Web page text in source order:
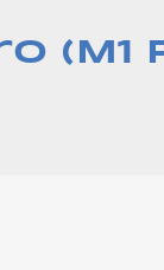
(M1